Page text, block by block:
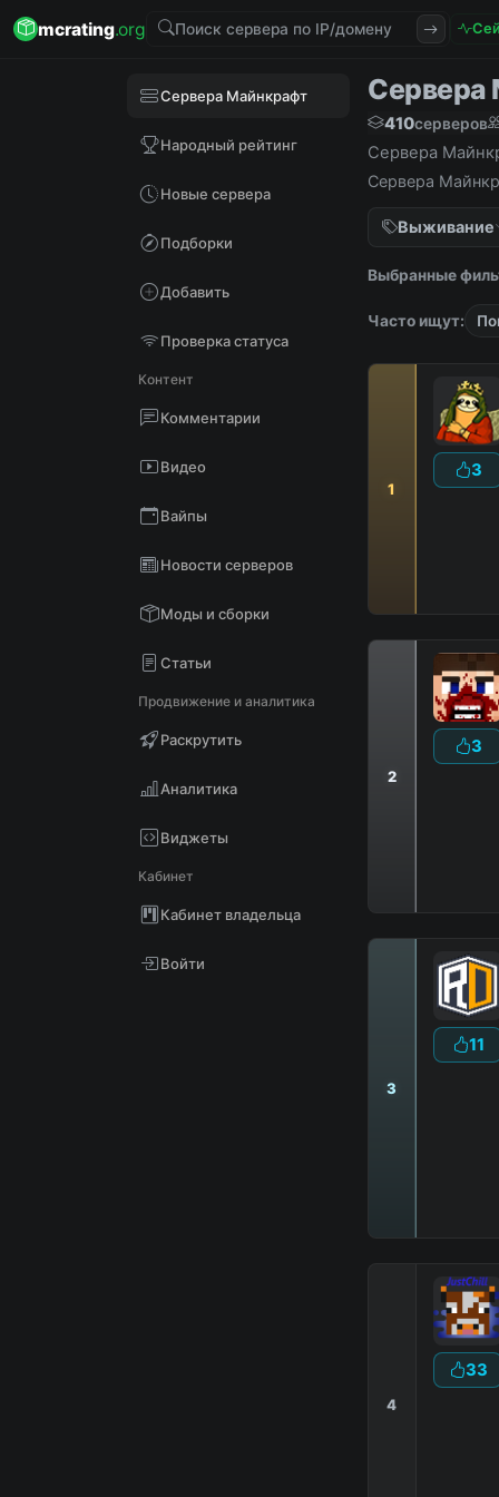
mcrating.org
Сервера Майнкрафт
Народный рейтинг
Новые сервера
Подборки
Добавить
Проверка статуса
Контент
Комментарии
Видео
Вайпы
Новости серверов
Моды и сборки
Статьи
Продвижение и аналитика
Раскрутить
Аналитика
Виджеты
Кабинет
Кабинет владельца
Войти
Сервера
410серверов
Сервера
Сервера
Выживание
Выбранные
Часто ищут:
1
3
2
3
3
11
4
33